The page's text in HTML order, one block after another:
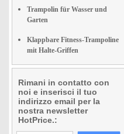
Trampolin für Wasser und
Garten
Klappbare Fitness-Trampoline
mit Halte-Griffen
Rimani in contatto con
noi e inserisci il tuo
indirizzo email per la
nostra newsletter
HotPrice.: